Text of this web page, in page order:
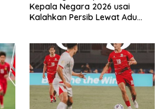
Kepala Negara 2026 usai
Kalahkan Persib Lewat Adu